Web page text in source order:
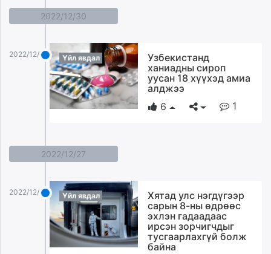
2022/12/30
2022/12/30 Үйл явдал
Узбекистанд
ханиадны сироп
уусан 18 хүүхэд амиа
алджээ
6
1
2022/12/27
2022/12/27 Үйл явдал
Хятад улс нэгдүгээр
сарын 8-ны өдрөөс
эхлэн гадаадаас
ирсэн зорчигчдыг
тусгаарлахгүй болж
байна